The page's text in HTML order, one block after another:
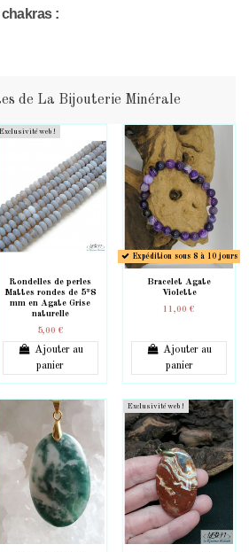
:
de La Bijouterie Minérale
Exclusivité web !
Rondelles de perles
Mattes rondes de 5*8
mm en Agate Grise
naturelle
5,00 €
Ajouter au
panier
Expédition sous 8 à 10 jours
Bracelet Agate
Violette
11,00 €
Ajouter au
panier
Exclusivité web !